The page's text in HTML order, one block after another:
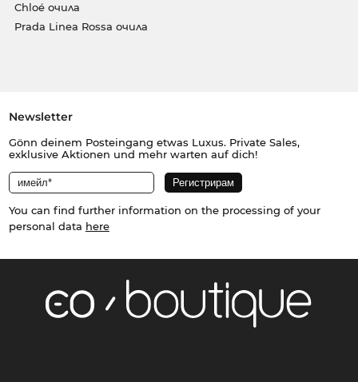
Chloé очила
Prada Linea Rossa очила
Newsletter
Gönn deinem Posteingang etwas Luxus. Private Sales,
exklusive Aktionen und mehr warten auf dich!
You can find further information on the processing of your
personal data here